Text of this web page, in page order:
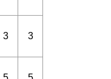
3 3